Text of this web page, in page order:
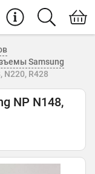
Samsung
N220, R428
NP N148,